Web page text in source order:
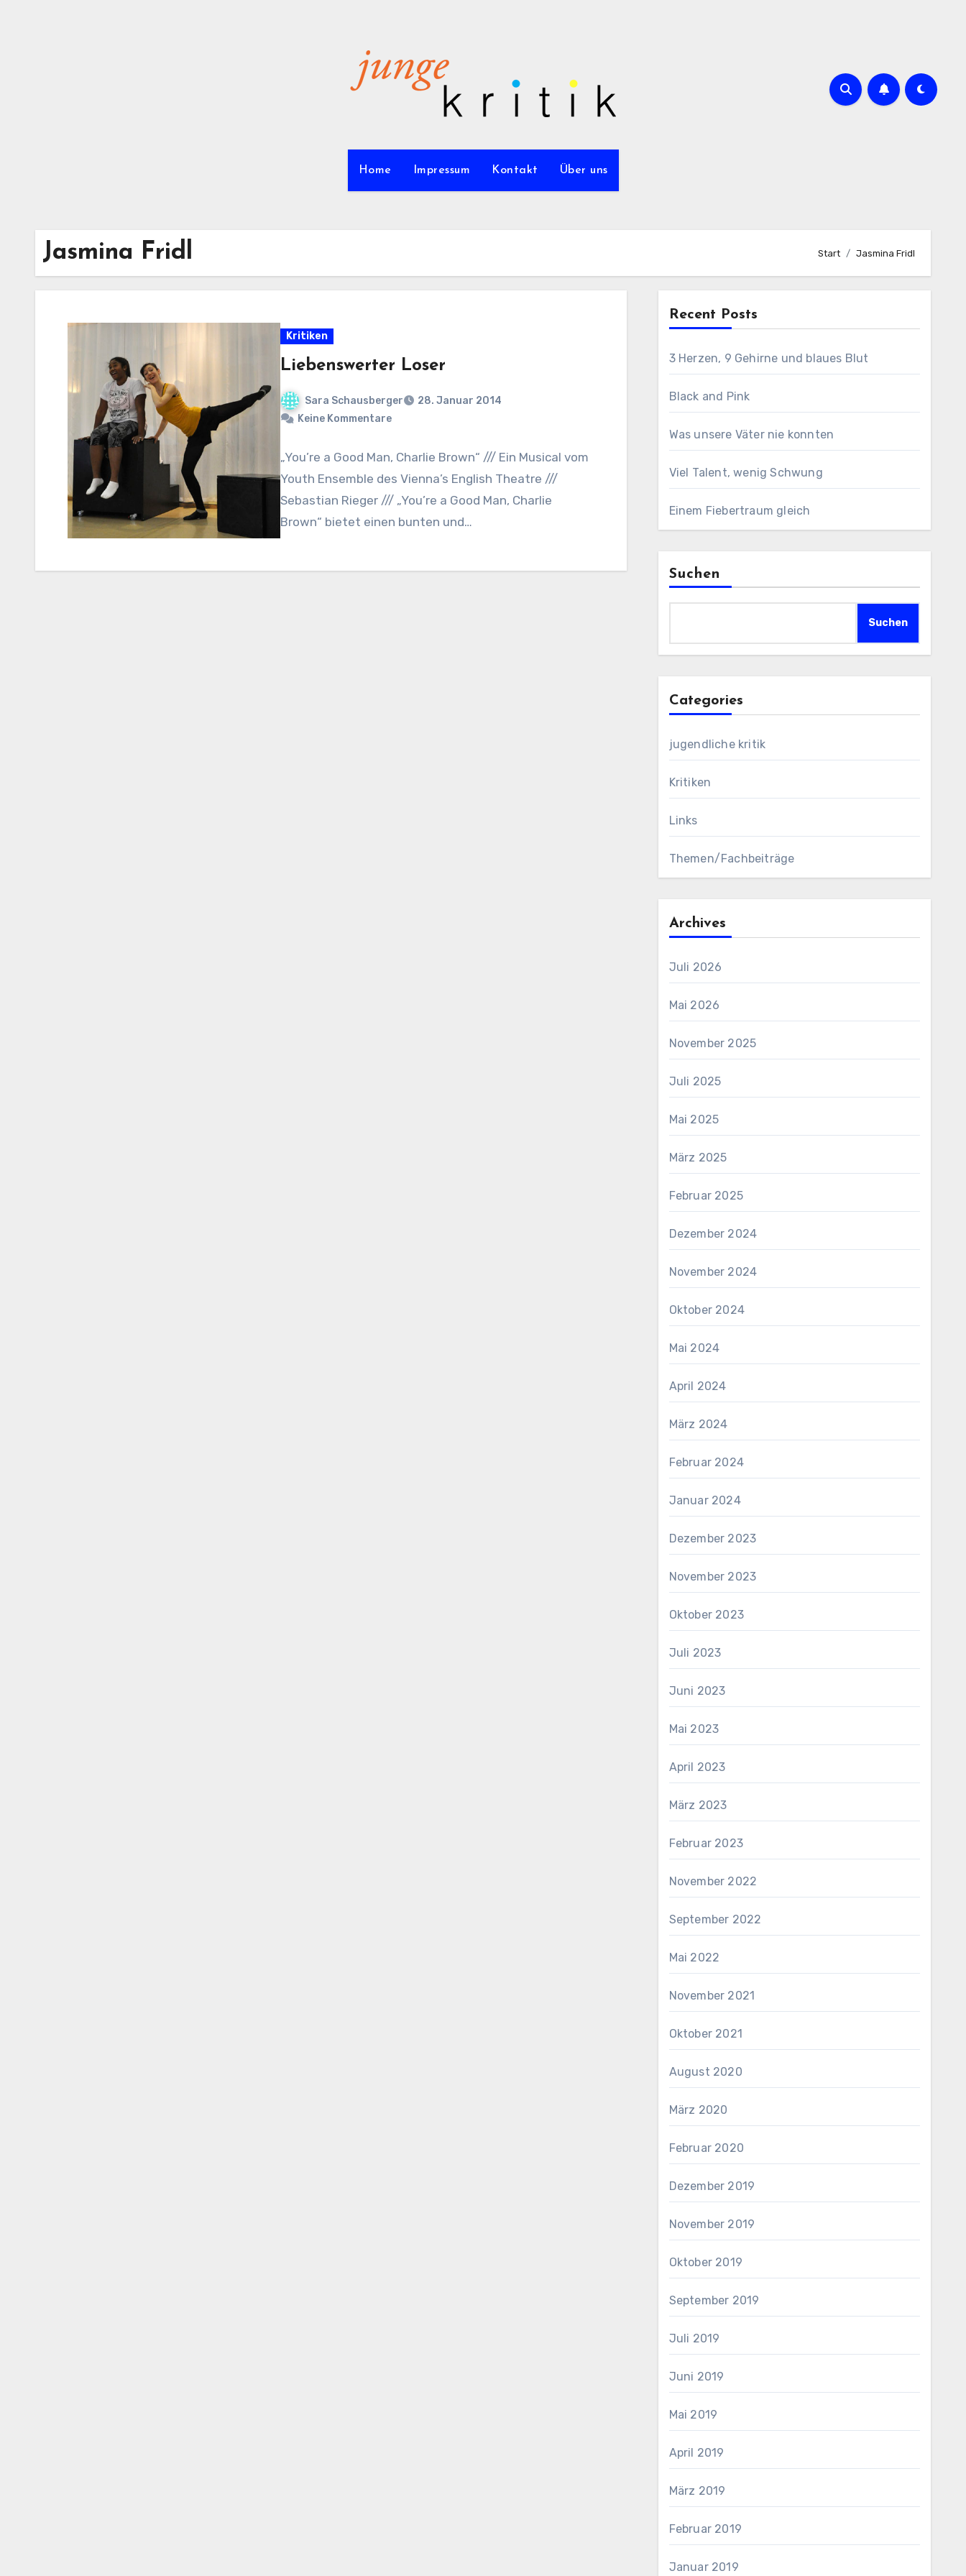
Home Impressum Kontakt Über uns
Jasmina Fridl Start Jasmina Fridl
Kritiken
Liebenswerter Loser
Sara Schausberger
28. Januar 2014
Keine Kommentare
„You’re a Good Man, Charlie Brown“ /// Ein Musical vom
Youth Ensemble des Vienna’s English Theatre ///
Sebastian Rieger /// „You’re a Good Man, Charlie
Brown“ bietet einen bunten und…
Recent Posts
3 Herzen, 9 Gehirne und blaues Blut
Black and Pink
Was unsere Väter nie konnten
Viel Talent, wenig Schwung
Einem Fiebertraum gleich
Suchen
Suchen
Categories
jugendliche kritik
Kritiken
Links
Themen/Fachbeiträge
Archives
Juli 2026
Mai 2026
November 2025
Juli 2025
Mai 2025
März 2025
Februar 2025
Dezember 2024
November 2024
Oktober 2024
Mai 2024
April 2024
März 2024
Februar 2024
Januar 2024
Dezember 2023
November 2023
Oktober 2023
Juli 2023
Juni 2023
Mai 2023
April 2023
März 2023
Februar 2023
November 2022
September 2022
Mai 2022
November 2021
Oktober 2021
August 2020
März 2020
Februar 2020
Dezember 2019
November 2019
Oktober 2019
September 2019
Juli 2019
Juni 2019
Mai 2019
April 2019
März 2019
Februar 2019
Januar 2019